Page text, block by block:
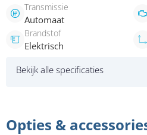
Transmissie
Automaat
Brandstof
Elektrisch
Bekijk alle specificaties
Opties &